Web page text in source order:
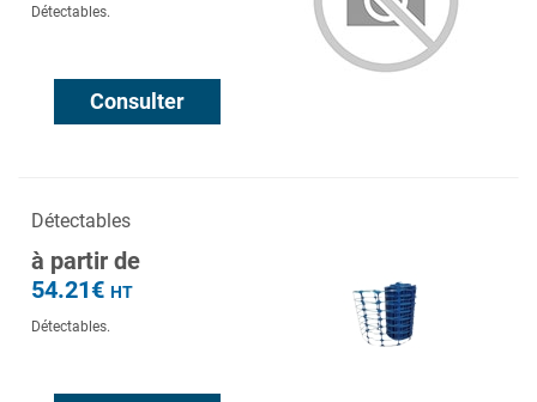
Détectables.
Consulter
Détectables
à partir de
54.21€ HT
Détectables.